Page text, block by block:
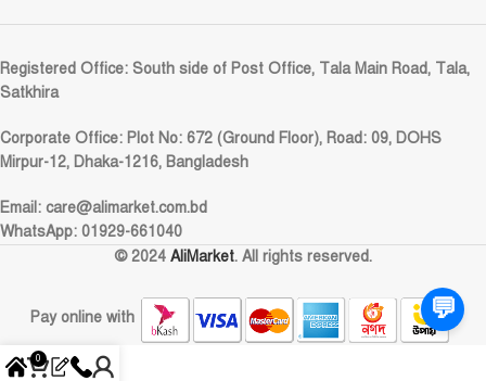
Registered Office: South side of Post Office, Tala Main Road, Tala,
Satkhira
Corporate Office: Plot No: 672 (Ground Floor), Road: 09, DOHS
Mirpur-12, Dhaka-1216, Bangladesh
Email: care@alimarket.com.bd
WhatsApp: 01929-661040
© 2024 AliMarket. All rights reserved.
Pay online with 💬
0